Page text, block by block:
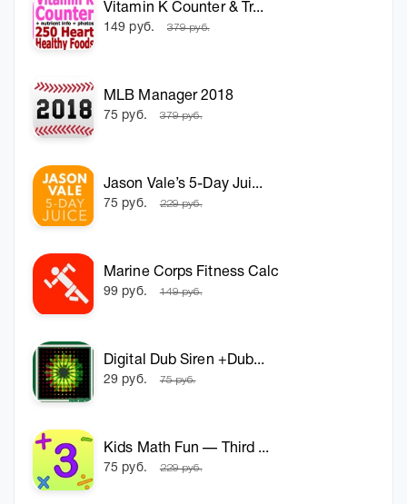
Vitamin K Counter & Tr...
149 руб. 379 руб.
MLB Manager 2018
75 руб. 379 руб.
Jason Vale’s 5-Day Jui...
75 руб. 229 руб.
Marine Corps Fitness Calc
99 руб. 149 руб.
Digital Dub Siren +Dub...
29 руб. 75 руб.
Kids Math Fun — Third ...
75 руб. 229 руб.